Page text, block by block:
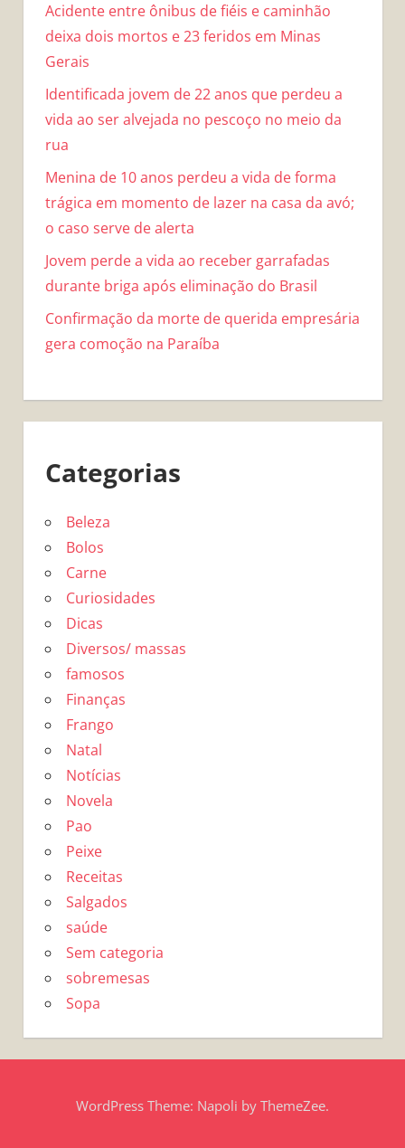
Acidente entre ônibus de fiéis e caminhão
deixa dois mortos e 23 feridos em Minas
Gerais
Identificada jovem de 22 anos que perdeu a
vida ao ser alvejada no pescoço no meio da
rua
Menina de 10 anos perdeu a vida de forma
trágica em momento de lazer na casa da avó;
o caso serve de alerta
Jovem perde a vida ao receber garrafadas
durante briga após eliminação do Brasil
Confirmação da morte de querida empresária
gera comoção na Paraíba
Categorias
Beleza
Bolos
Carne
Curiosidades
Dicas
Diversos/ massas
famosos
Finanças
Frango
Natal
Notícias
Novela
Pao
Peixe
Receitas
Salgados
saúde
Sem categoria
sobremesas
Sopa
WordPress Theme: Napoli by ThemeZee.